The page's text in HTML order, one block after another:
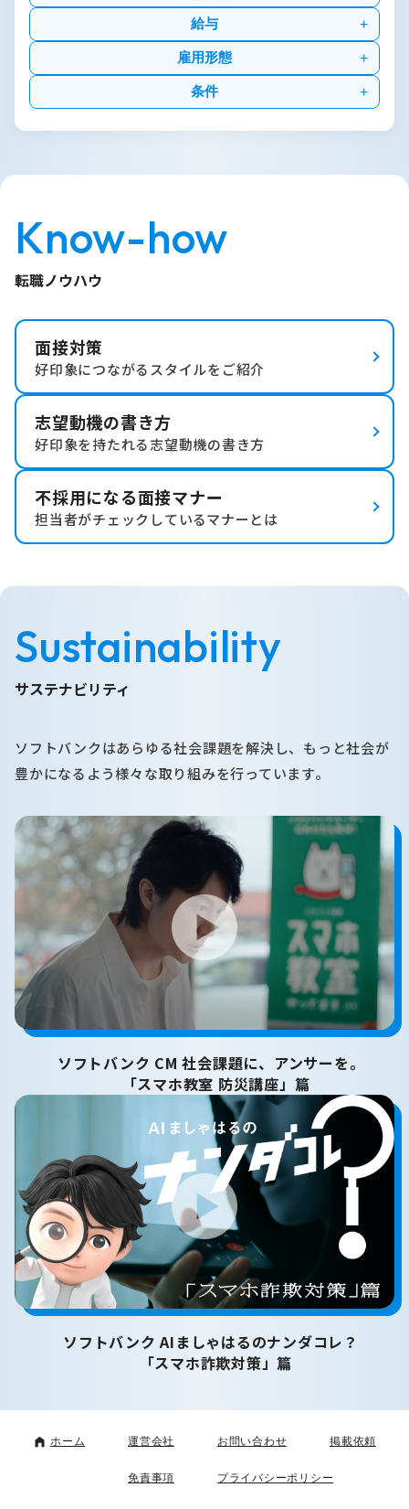
給与
雇用形態
条件
Know-how
転職ノウハウ
面接対策
好印象につながるスタイルをご紹介
志望動機の書き方
好印象を持たれる志望動機の書き方
不採用になる面接マナー
担当者がチェックしているマナーとは
Sustainability
サステナビリティ
ソフトバンクはあらゆる社会課題を解決し、もっと社会が
豊かになるよう様々な取り組みを行っています。
ソフトバンク CM 社会課題に、アンサーを。
「スマホ教室 防災講座」篇
ソフトバンク AIましゃはるのナンダコレ？
「スマホ詐欺対策」篇
ホーム 運営会社 お問い合わせ 掲載依頼
免責事項 プライバシーポリシー